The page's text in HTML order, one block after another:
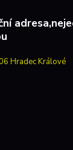
Hradec Králové